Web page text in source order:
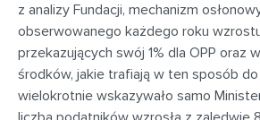
z analizy Fundacji, mechanizm
obserwowanego każdego roku
przekazujących swój 1% dla OPP oraz
środków, jakie trafiają w ten sposób do
wielokrotnie wskazywało samo